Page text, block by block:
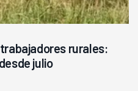
rurales:
julio